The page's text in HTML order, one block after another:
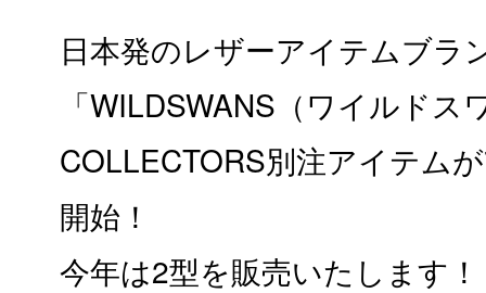
日本発のレザーアイテムブラ
「WILDSWANS（ワイルドス
COLLECTORS別注アイテム
開始！
今年は2型を販売いたします！